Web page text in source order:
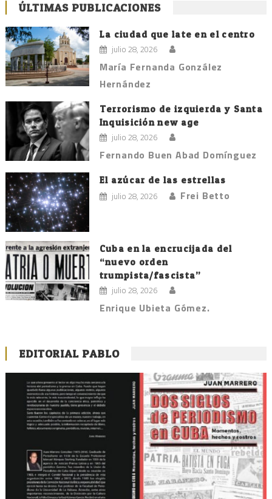
ÚLTIMAS PUBLICACIONES
La ciudad que late en el centro
julio 28, 2026
María Fernanda González
Hernández
Terrorismo de izquierda y Santa
Inquisición new age
julio 28, 2026
Fernando Buen Abad Domínguez
El azúcar de las estrellas
julio 28, 2026 Frei Betto
Cuba en la encrucijada del
“nuevo orden
trumpista/fascista”
julio 28, 2026
Enrique Ubieta Gómez.
EDITORIAL PABLO